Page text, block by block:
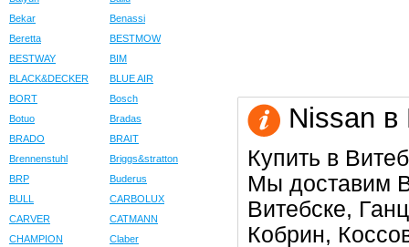
Bekar
Benassi
Beretta
BESTMOW
BESTWAY
BIM
BLACK&DECKER
BLUE AIR
BORT
Bosch
Botuo
Bradas
BRADO
BRAIT
Brennenstuhl
Briggs&stratton
BRP
Buderus
BULL
CARBOLUX
CARVER
CATMANN
CHAMPION
Claber
Nissan в
Купить в
Мы доставим
Витебске,
Кобрин,